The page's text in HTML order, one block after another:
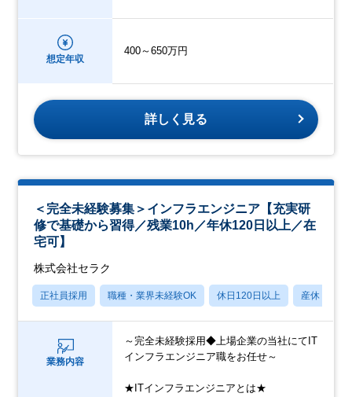
想定年収
400～650万円
詳しく見る
＜完全未経験募集＞インフラエンジニア【充実研
修で基礎から習得／残業10h／年休120日以上／在
宅可】
株式会社セラク
正社員採用 職種・業界未経験OK 休日120日以上 産休・育休
業務内容
～完全未経験採用◆上場企業の当社にてIT
インフラエンジニア職をお任せ～
★ITインフラエンジニアとは★